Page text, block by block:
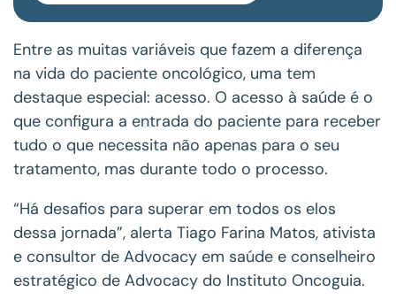
Entre as muitas variáveis que fazem a diferença
na vida do paciente oncológico, uma tem
destaque especial: acesso. O acesso à saúde é o
que configura a entrada do paciente para receber
tudo o que necessita não apenas para o seu
tratamento, mas durante todo o processo.
“Há desafios para superar em todos os elos
dessa jornada”, alerta Tiago Farina Matos, ativista
e consultor de Advocacy em saúde e conselheiro
estratégico de Advocacy do Instituto Oncoguia.